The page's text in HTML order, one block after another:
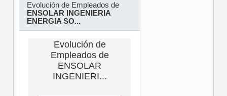
Evolución de Empleados de
ENSOLAR INGENIERIA
ENERGIA SO...
Evolución de
Empleados de
ENSOLAR
INGENIERI...